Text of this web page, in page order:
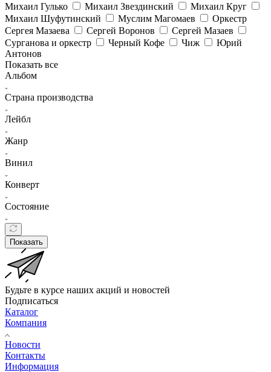
Михаил Гулько
Михаил Звездинский
Михаил Круг
Михаил Шуфутинский
Муслим Магомаев
Оркестр
Сергея Мазаева
Сергей Воронов
Сергей Мазаев
Сурганова и оркестр
Черный Кофе Чиж
Юрий
Антонов
Показать все
Альбом
Страна производства
Лейбл
Жанр
Винил
Конверт
Состояние
Показать
Будьте в курсе наших акций и новостей
Подписаться
Каталог
Компания
Новости
Контакты
Информация